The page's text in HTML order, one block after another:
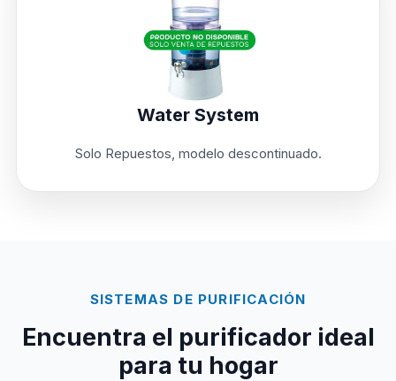
Water System
Solo Repuestos, modelo descontinuado.
SISTEMAS DE PURIFICACIÓN
Encuentra el purificador ideal
para tu hogar